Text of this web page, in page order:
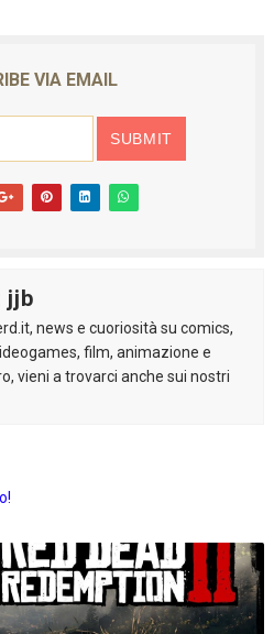
VIA EMAIL
jjb
news e cuoriosità su comics,
film, animazione e
vieni a trovarci anche sui nostri